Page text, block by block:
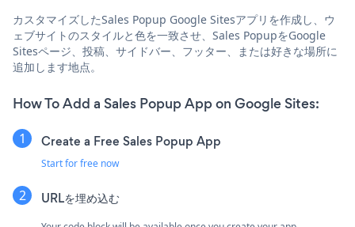
カスタマイズしたSales Popup Google Sitesアプリを作成し、ウ
ェブサイトのスタイルと色を一致させ、Sales PopupをGoogle
Sitesページ、投稿、サイドバー、フッター、または好きな場所に
追加します地点。
How To Add a Sales Popup App on Google Sites:
Create a Free Sales Popup App
Start for free now
URLを埋め込む